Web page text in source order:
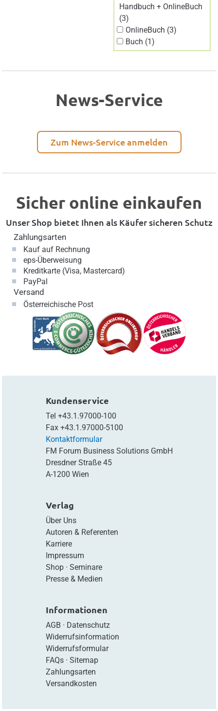
Handbuch + OnlineBuch
(3)
OnlineBuch (3)
Buch (1)
News-Service
Zum News-Service anmelden
Sicher online einkaufen
Unser Shop bietet Ihnen als Käufer sicheren Schutz
Zahlungsarten
Kauf auf Rechnung
eps-Überweisung
Kreditkarte (Visa, Mastercard)
PayPal
Versand
Österreichische Post
Kundenservice
Tel +43.1.97000-100
Fax +43.1.97000-5100
Kontaktformular
FM Forum Business Solutions GmbH
Dresdner Straße 45
A-1200 Wien
Verlag
Über Uns
Autoren & Referenten
Karriere
Impressum
Shop· Seminare
Presse & Medien
Informationen
AGB · Datenschutz
Widerrufsinformation
Widerrufsformular
FAQs· Sitemap
Zahlungsarten
Versandkosten